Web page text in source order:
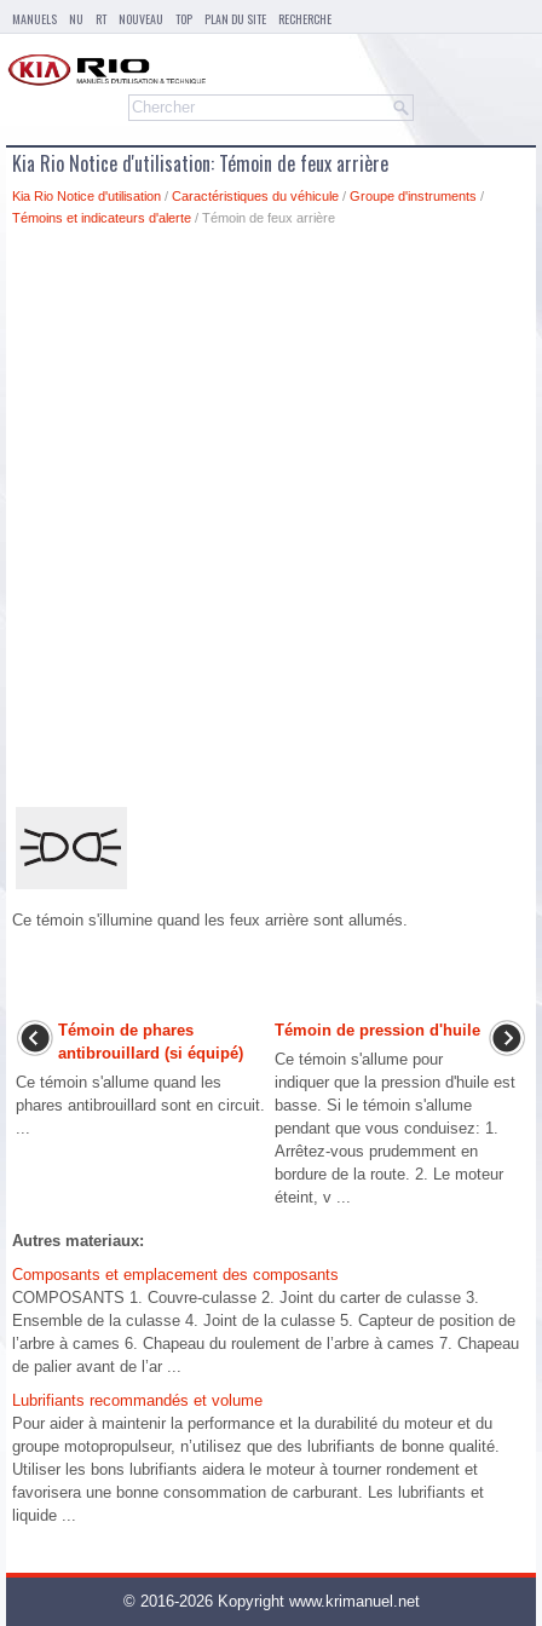
MANUELS NU RT NOUVEAU TOP PLAN DU SITE RECHERCHE
Kia Rio Notice d'utilisation: Témoin de feux arrière
Kia Rio Notice d'utilisation / Caractéristiques du véhicule / Groupe d'instruments /
Témoins et indicateurs d'alerte / Témoin de feux arrière
Ce témoin s'illumine quand les feux arrière sont allumés.
Témoin de phares
antibrouillard (si équipé)
Ce témoin s'allume quand les
phares antibrouillard sont en circuit.
...
Témoin de pression d'huile
Ce témoin s'allume pour
indiquer que la pression d'huile est
basse. Si le témoin s'allume
pendant que vous conduisez: 1.
Arrêtez-vous prudemment en
bordure de la route. 2. Le moteur
éteint, v ...
Autres materiaux:
Composants et emplacement des composants
COMPOSANTS 1. Couvre-culasse 2. Joint du carter de culasse 3.
Ensemble de la culasse 4. Joint de la culasse 5. Capteur de position de
l’arbre à cames 6. Chapeau du roulement de l’arbre à cames 7. Chapeau
de palier avant de l’ar ...
Lubrifiants recommandés et volume
Pour aider à maintenir la performance et la durabilité du moteur et du
groupe motopropulseur, n’utilisez que des lubrifiants de bonne qualité.
Utiliser les bons lubrifiants aidera le moteur à tourner rondement et
favorisera une bonne consommation de carburant. Les lubrifiants et
liquide ...
© 2016-2026 Kopyright www.krimanuel.net